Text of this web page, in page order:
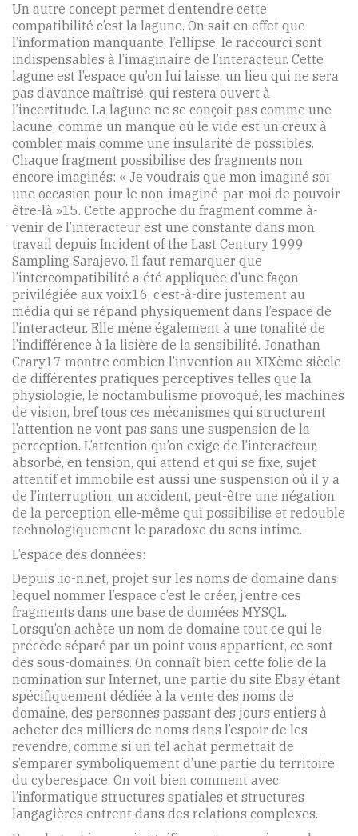
Un autre concept permet d’entendre cette
compatibilité c’est la lagune. On sait en effet que
l’information manquante, l’ellipse, le raccourci sont
indispensables à l’imaginaire de l’interacteur. Cette
lagune est l’espace qu’on lui laisse, un lieu qui ne sera
pas d’avance maîtrisé, qui restera ouvert à
l’incertitude. La lagune ne se conçoit pas comme une
lacune, comme un manque où le vide est un creux à
combler, mais comme une insularité de possibles.
Chaque fragment possibilise des fragments non
encore imaginés: « Je voudrais que mon imaginé soi
une occasion pour le non-imaginé-par-moi de pouvoir
être-là »15. Cette approche du fragment comme à-
venir de l’interacteur est une constante dans mon
travail depuis Incident of the Last Century 1999
Sampling Sarajevo. Il faut remarquer que
l’intercompatibilité a été appliquée d’une façon
privilégiée aux voix16, c’est-à-dire justement au
média qui se répand physiquement dans l’espace de
l’interacteur. Elle mène également à une tonalité de
l’indifférence à la lisière de la sensibilité. Jonathan
Crary17 montre combien l’invention au XIXème siècle
de différentes pratiques perceptives telles que la
physiologie, le noctambulisme provoqué, les machines
de vision, bref tous ces mécanismes qui structurent
l’attention ne vont pas sans une suspension de la
perception. L’attention qu’on exige de l’interacteur,
absorbé, en tension, qui attend et qui se fixe, sujet
attentif et immobile est aussi une suspension où il y a
de l’interruption, un accident, peut-être une négation
de la perception elle-même qui possibilise et redouble
technologiquement le paradoxe du sens intime.
L’espace des données:
Depuis .io-n.net, projet sur les noms de domaine dans
lequel nommer l’espace c’est le créer, j’entre ces
fragments dans une base de données MYSQL.
Lorsqu’on achète un nom de domaine tout ce qui le
précède séparé par un point vous appartient, ce sont
des sous-domaines. On connaît bien cette folie de la
nomination sur Internet, une partie du site Ebay étant
spécifiquement dédiée à la vente des noms de
domaine, des personnes passant des jours entiers à
acheter des milliers de noms dans l’espoir de les
revendre, comme si un tel achat permettait de
s’emparer symboliquement d’une partie du territoire
du cyberespace. On voit bien comment avec
l’informatique structures spatiales et structures
langagières entrent dans des relations complexes.